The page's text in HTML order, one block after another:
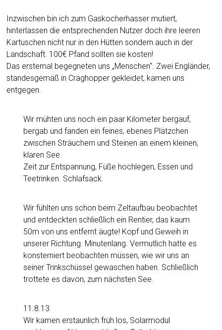
Inzwischen bin ich zum Gaskocherhasser mutiert,
hinterlassen die entsprechenden Nutzer doch ihre leeren
Kartuschen nicht nur in den Hütten sondern auch in der
Landschaft. 100€ Pfand sollten sie kosten!
Das erstemal begegneten uns „Menschen“. Zwei Engländer,
standesgemäß in Craghopper gekleidet, kamen uns
entgegen.
Wir mühten uns noch ein paar Kilometer bergauf,
bergab und fanden ein feines, ebenes Plätzchen
zwischen Sträuchern und Steinen an einem kleinen,
klaren See.
Zeit zur Entspannung, Füße hochlegen, Essen und
Teetrinken. Schlafsack.
Wir fühlten uns schon beim Zeltaufbau beobachtet
und entdeckten schließlich ein Rentier, das kaum
50m von uns entfernt äugte! Kopf und Geweih in
unserer Richtung. Minutenlang. Vermutlich hatte es
konsterniert beobachten müssen, wie wir uns an
seiner Trinkschüssel gewaschen haben. Schließlich
trottete es davon, zum nächsten See.
11.8.13
Wir kamen erstaunlich früh los, Solarmodul